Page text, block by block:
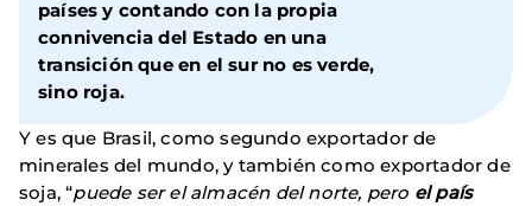
países y contando con la propia
connivencia del Estado en una
transición que en el sur no es verde,
sino roja.
Y es que Brasil, como segundo exportador de
minerales del mundo, y también como exportador de
soja, “puede ser el almacén del norte, pero el país